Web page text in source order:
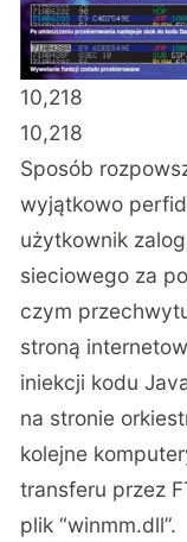
10,218
10,218
Sposób
wyjątkowo
użytkownik
sieciowego za
czym
stroną
iniekcji kodu
na stronie
kolejne
transferu przez
plik “winmm.dll”.